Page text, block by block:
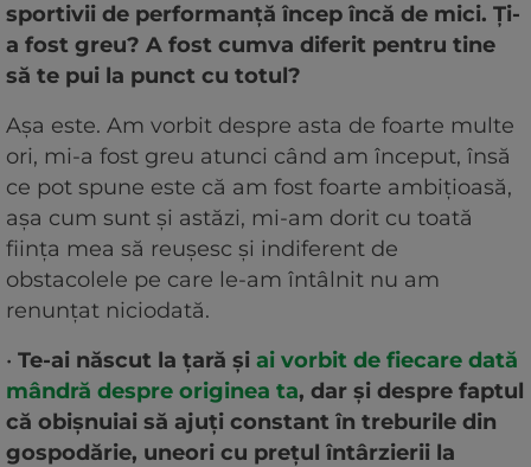
sportivii de performanță încep încă de mici. Ți-
a fost greu? A fost cumva diferit pentru tine
să te pui la punct cu totul?
Așa este. Am vorbit despre asta de foarte multe
ori, mi-a fost greu atunci când am început, însă
ce pot spune este că am fost foarte ambițioasă,
așa cum sunt și astăzi, mi-am dorit cu toată
ființa mea să reușesc și indiferent de
obstacolele pe care le-am întâlnit nu am
renunțat niciodată.
• Te-ai născut la țară și ai vorbit de fiecare dată
mândră despre originea ta, dar și despre faptul
că obișnuiai să ajuți constant în treburile din
gospodărie, uneori cu prețul întârzierii la